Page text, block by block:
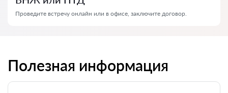
Проведите встречу онлайн или в офисе, заключите договор.
Полезная информация